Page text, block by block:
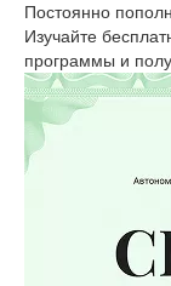
Постоянно
Изучайте
программы и